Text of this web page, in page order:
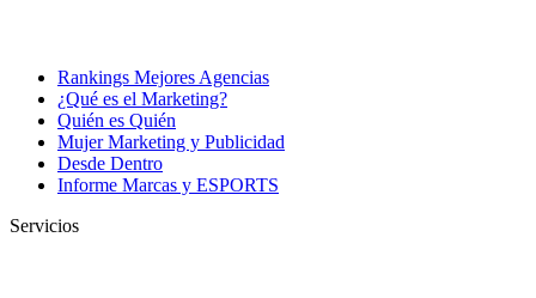
Rankings Mejores Agencias
¿Qué es el Marketing?
Quién es Quién
Mujer Marketing y Publicidad
Desde Dentro
Informe Marcas y ESPORTS
Servicios